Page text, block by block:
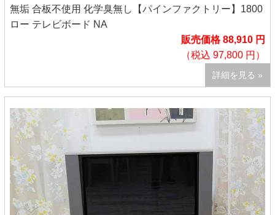
無垢 合板不使用 化学臭無し【パインファクトリー】1800
ロー テレビボード NA
販売価格 88,910 円
（税込 97,800 円）
詳細を見る »